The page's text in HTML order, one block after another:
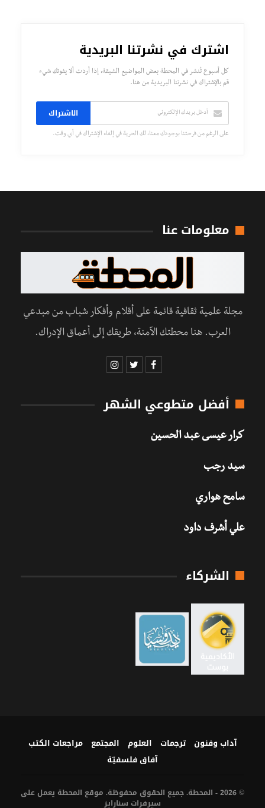
اشترك في نشرتنا البريدية
كل أسبوع تُنشر في المحطة بعض المواضيع الشيقة، إذا أردت ألا يفوتك شيء
قم بالإشتراك في نشرتنا البريدية من هنا.
الاشتراك
على الرغم من فرحتنا بوجودك معنا، لك الحرية في إلغاء الإشتراك في أي وقت.
معلومات عنا
مجلة علمية ثقافية قائمة على أقلام وأفكار شباب من مبدعي
العرب. هنا محطتك الآمنة، طريقك إلى أعماق الإدراك.
أفضل متطوعي الشهر
كرار عيسى عبد الحسين
سيد رجب
سامح هواري
علي أشرف داود
الشركاء
آداب وفنون ترجمات العلوم المجتمع
مراجعات الكتب
آفاق فلسفيّة‎
© 2026 - المحطة. جميع الحقوق محفوظة. موقع المحطة يعمل على
سيرفرات سنارايز